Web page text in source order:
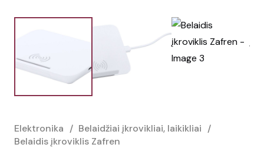
Elektronika / Belaidžiai įkrovikliai, laikikliai /
Belaidis įkroviklis Zafren